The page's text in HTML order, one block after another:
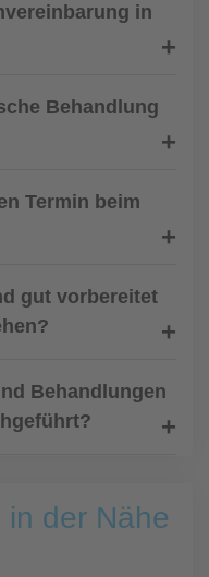
in
Behandlung
Termin beim
gut vorbereitet
Behandlungen
der Nähe